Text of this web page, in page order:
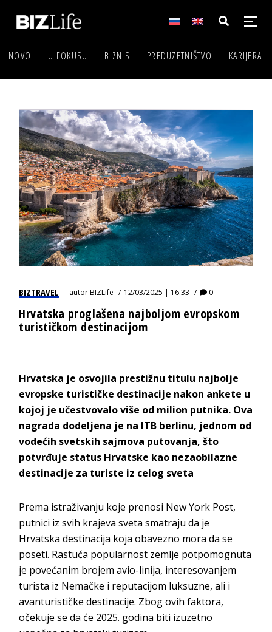
NOVO U FOKUSU BIZNIS PREDUZETNIŠTVO KARIJERA
BIZTRAVEL autorBIZLife 12/03/2025 | 16:33 0
Hrvatska proglašena najboljom evropskom
turističkom destinacijom
Hrvatska je osvojila prestižnu titulu najbolje
evropske turističke destinacije nakon ankete u
kojoj je učestvovalo više od milion putnika. Ova
nagrada dodeljena je na ITB berlinu, jednom od
vodećih svetskih sajmova putovanja, što
potvrđuje status Hrvatske kao nezaobilazne
destinacije za turiste iz celog sveta
Prema istraživanju koje prenosi New York Post,
putnici iz svih krajeva sveta smatraju da je
Hrvatska destinacija koja obavezno mora da se
poseti. Rastuća popularnost zemlje potpomognuta
je povećanim brojem avio-linija, interesovanjem
turista iz Nemačke i reputacijom luksuzne, ali i
avanturističke destinacije. Zbog ovih faktora,
očekuje se da će 2025. godina biti izuzetno